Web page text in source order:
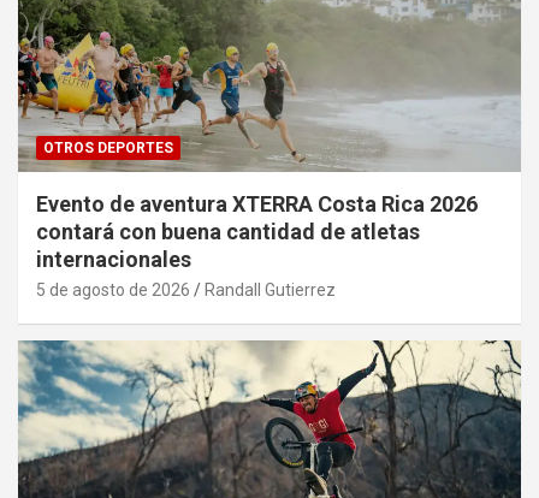
OTROS DEPORTES
Evento de aventura XTERRA Costa Rica 2026
contará con buena cantidad de atletas
internacionales
5 de agosto de 2026 Randall Gutierrez